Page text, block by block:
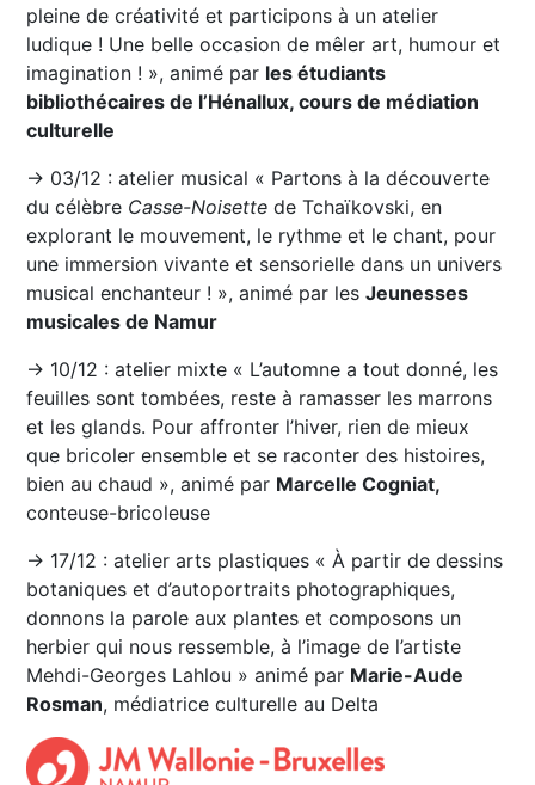
pleine de créativité et participons à un atelier
ludique ! Une belle occasion de mêler art, humour et
imagination ! », animé par les étudiants
bibliothécaires de l’Hénallux, cours de médiation
culturelle
→ 03/12 : atelier musical « Partons à la découverte
du célèbre Casse-Noisette de Tchaïkovski, en
explorant le mouvement, le rythme et le chant, pour
une immersion vivante et sensorielle dans un univers
musical enchanteur ! », animé par lesJeunesses
musicales de Namur
→ 10/12 : atelier mixte « L’automne a tout donné, les
feuilles sont tombées, reste à ramasser les marrons
et les glands. Pour affronter l’hiver, rien de mieux
que bricoler ensemble et se raconter des histoires,
bien au chaud », animé par Marcelle Cogniat,
conteuse-bricoleuse
→ 17/12 : atelier arts plastiques « À partir de dessins
botaniques et d’autoportraits photographiques,
donnons la parole aux plantes et composons un
herbier qui nous ressemble, à l’image de l’artiste
Mehdi-Georges Lahlou » animé par Marie-Aude
Rosman, médiatrice culturelle au Delta